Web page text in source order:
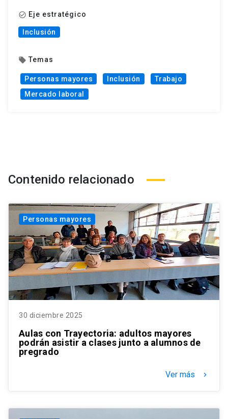
check_circle_outline Eje estratégico
Inclusión
local_offer Temas
Personas mayores Inclusión
Trabajo
Mercado laboral
Contenido relacionado
Personas mayores
30 diciembre 2025
Aulas con Trayectoria: adultos mayores
podrán asistir a clases junto a alumnos de
pregrado
Ver más keyboard_arrow_right